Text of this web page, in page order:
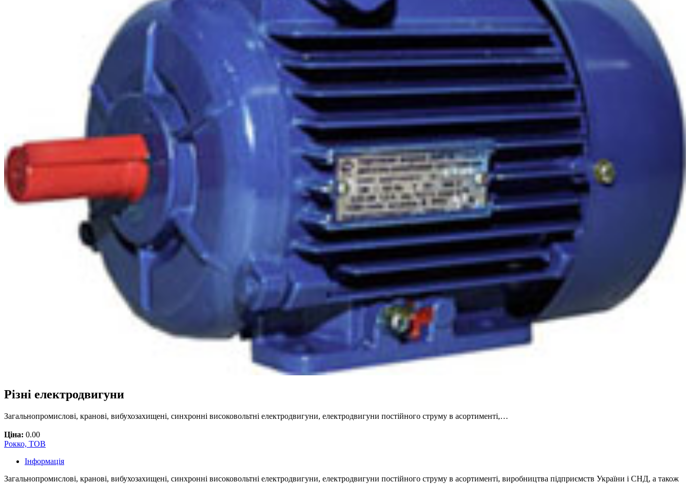
Різні електродвигуни
Загальнопромислові, кранові, вибухозахищені, синхронні високовольтні електродвигуни, електродвигуни постійного струму в асортименті,…
Ціна: 0.00
Рокко, ТОВ
Інформація
Загальнопромислові, кранові, вибухозахищені, синхронні високовольтні електродвигуни, електродвигуни постійного струму в асортименті, виробництва підприємств України і СНД, а також